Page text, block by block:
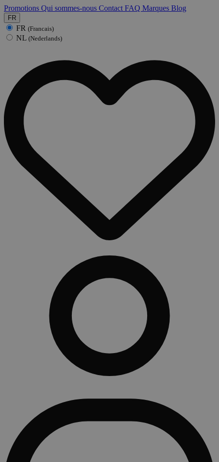
Promotions Qui sommes-nous Contact FAQ Marques Blog
FR
FR (Francais)
NL (Nederlands)